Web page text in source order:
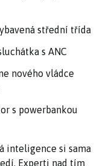
střední třída
s ANC
nového vládce
s powerbankou
inteligence si sama
Experti nad tím